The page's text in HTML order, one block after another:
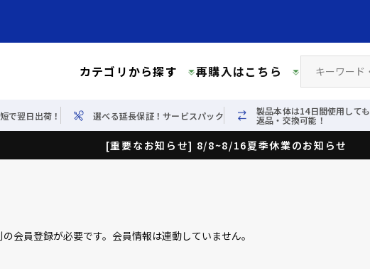
カテゴリから探す 再購入はこちら
で翌日出荷！ 選べる延長保証！サービスパック 製品本体は14日間使用しても
返品・交換可能！
[重要なお知らせ] 8/8~8/16夏季休業のお知らせ
の会員登録が必要です。会員情報は連動していません。